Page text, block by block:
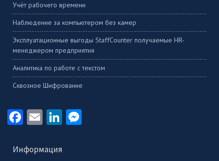
Учёт рабочего времени
Наблюдение за компьютером без камер
Эксплуатационные выгоды StaffCounter получаемые HR-
менеджером предприятия
Аналитика по работе с текстом
Сквозное Шифрование
Facebook
EmailLinkedIn
Информация